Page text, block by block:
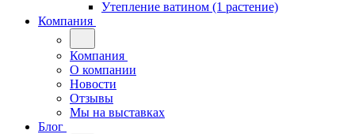
Утепление ватином (1 растение)
Компания
Компания
О компании
Новости
Отзывы
Мы на выставках
Блог